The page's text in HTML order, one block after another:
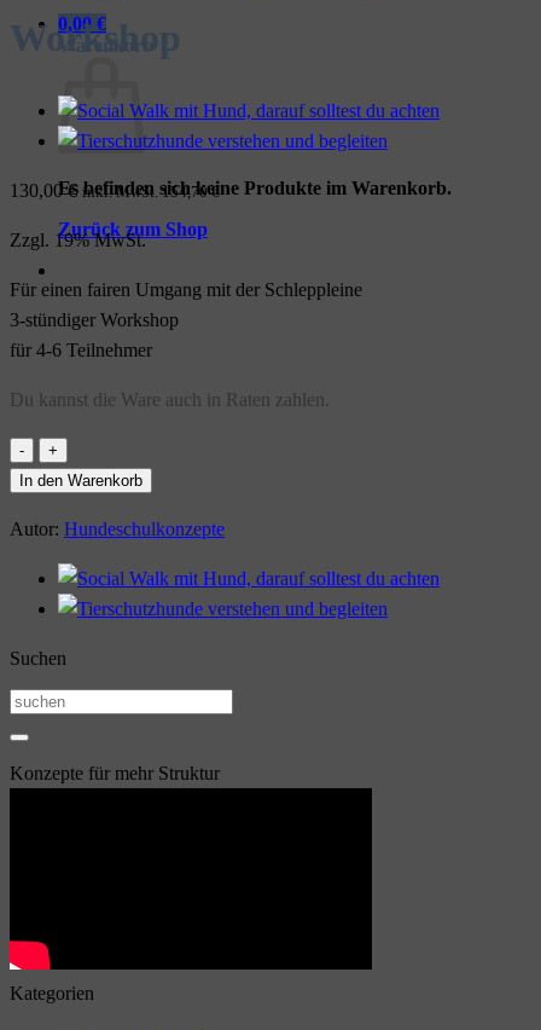
0,00 €
Warenkorb
Es befinden sich keine Produkte im Warenkorb.
Zurück zum Shop
Workshop
130,00€ inkl. MwSt.154,70€
Zzgl. 19% MwSt.
Für einen fairen Umgang mit der Schleppleine
3-stündiger Workshop
für 4-6 Teilnehmer
Du kannst die Ware auch in Raten zahlen.
Schleppleinentraining
-
[Digital]
Menge
In den Warenkorb
Autor: Hundeschulkonzepte
Suchen
Suchen
nach:
Konzepte für mehr Struktur
Kategorien